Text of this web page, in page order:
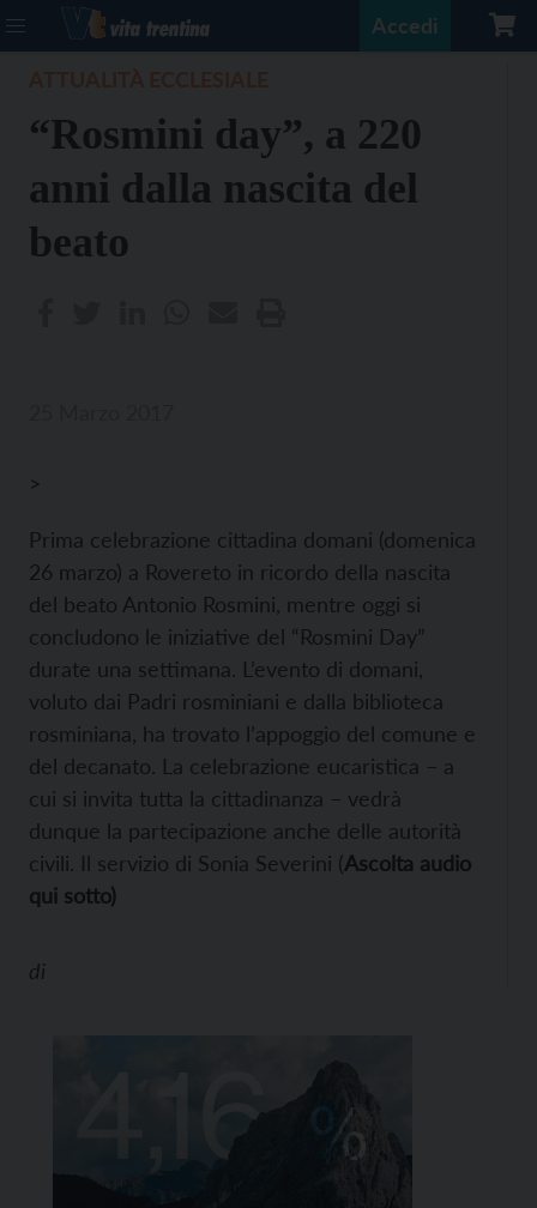
Accedi
“Rosmini day”, a 220
anni dalla nascita del
beato
>
Prima celebrazione cittadina domani (domenica
26 marzo) a Rovereto in ricordo della nascita
del beato Antonio Rosmini, mentre oggi si
concludono le iniziative del “Rosmini Day”
durate una settimana. L’evento di domani,
voluto dai Padri rosminiani e dalla biblioteca
rosminiana, ha trovato l’appoggio del comune e
del decanato. La celebrazione eucaristica – a
cui si invita tutta la cittadinanza – vedrà
dunque la partecipazione anche delle autorità
civili. Il servizio di Sonia Severini (Ascolta audio
qui sotto)
di